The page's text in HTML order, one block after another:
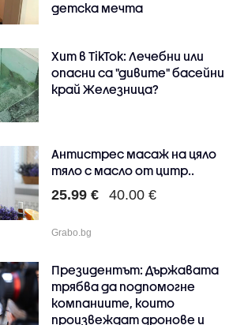
детска мечта
Хит в TikTok: Лечебни или
опасни са "дивите" басейни
край Железница?
Антистрес масаж на цяло
тяло с масло от цитр..
25.99 € 40.00 €
Grabo.bg
Президентът: Държавата
трябва да подпомогне
компаниите, които
произвеждат дронове и